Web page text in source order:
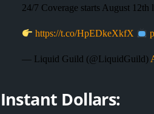
24/7 Coverage starts August 12th
https://t.co/HpEDkeXkfX
— Liquid Guild (@LiquidGuild)
Instant Dollars: